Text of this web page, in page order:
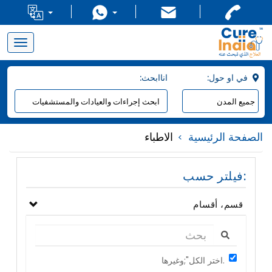
Toggle
navigation
:اناابحث
الصفحة الرئيسية الاطباء
فيلتر حسب:
قسم، أقسام
اختر الكل";وغيرها.